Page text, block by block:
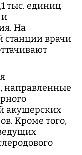
тыс. единиц
и
На
станции врачи
направленные
акушерских
Кроме того,